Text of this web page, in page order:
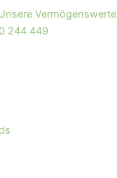
Vermögenswerte
244 449